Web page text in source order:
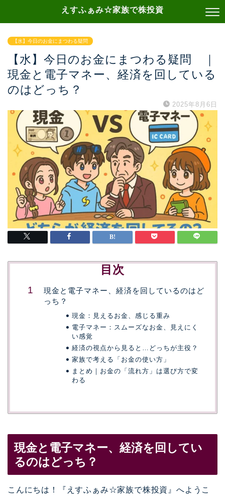
えすふぁみ☆家族で株投資
【水】今日のお金にまつわる疑問
【水】今日のお金にまつわる疑問 ｜
現金と電子マネー、経済を回している
のはどっち？
2025年8月6日
目次
現金と電子マネー、経済を回しているのはど
っち？
現金：見えるお金、感じる重み
電子マネー：スムーズなお金、見えにく
い感覚
経済の視点から見ると…どっちが主役？
家族で考える「お金の使い方」
まとめ｜お金の「流れ方」は選び方で変
わる
現金と電子マネー、経済を回してい
るのはどっち？
こんにちは！『えすふぁみ☆家族で株投資』へようこ